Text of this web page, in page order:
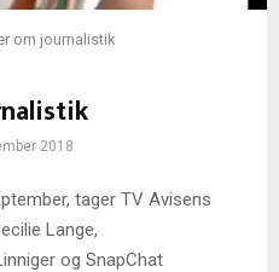
om journalistik
2018
tager TV Avisens
Lange,
og SnapChat